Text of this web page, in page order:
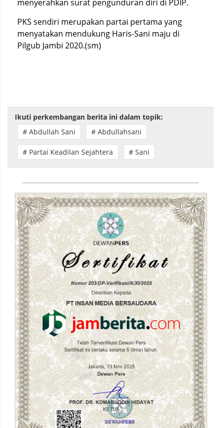
menyerahkan surat pengunduran diri di PDIP.
PKS sendiri merupakan partai pertama yang
menyatakan mendukung Haris-Sani maju di
Pilgub Jambi 2020.(sm)
Ikuti perkembangan berita ini dalam topik:
# Abdullah Sani
# Abdullahsani
# Partai Keadilan Sejahtera # Sani